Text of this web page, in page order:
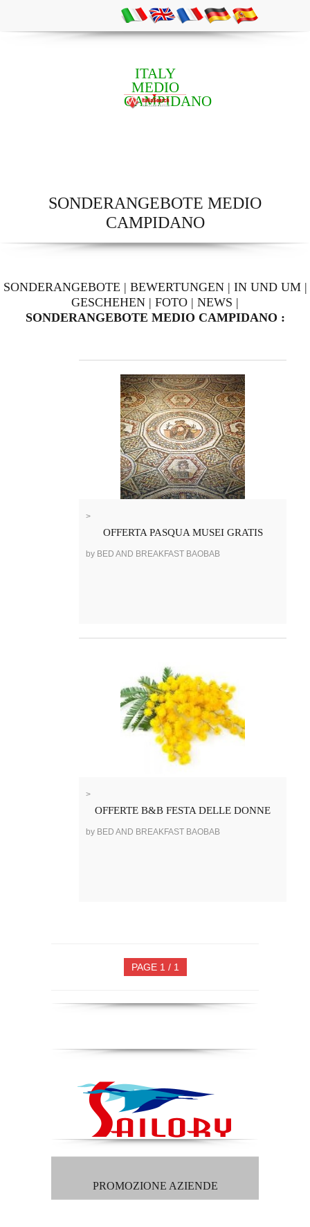
ITALY
MEDIO
CAMPIDANO
SONDERANGEBOTE MEDIO
CAMPIDANO
SONDERANGEBOTE | BEWERTUNGEN| IN UND UM|
GESCHEHEN | FOTO | NEWS |
SONDERANGEBOTE MEDIO CAMPIDANO :
>
OFFERTA PASQUA MUSEI GRATIS
by BED AND BREAKFAST BAOBAB
>
OFFERTE B&B FESTA DELLE DONNE
by BED AND BREAKFAST BAOBAB
PAGE 1 / 1
PROMOZIONE AZIENDE